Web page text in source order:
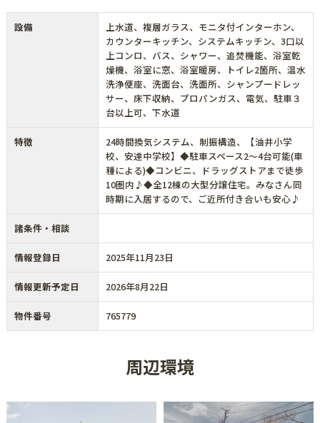
設備
上水道、複層ガラス、モニタ付インターホン、
カウンターキッチン、システムキッチン、3口以
上コンロ、バス、シャワー、追焚機能、浴室乾
燥機、浴室に窓、浴室暖房、トイレ2箇所、温水
洗浄便座、洗面台、洗面所、シャンプードレッ
サー、床下収納、プロパンガス、電気、駐車３
台以上可、下水道
特徴
24時間換気システム、制振構造、【油井小学
校、安達中学校】◆駐車スペース2～4台可能(車
種による)◆コンビニ、ドラッグストアまで徒歩
10圏内♪◆全12棟の大型分譲住宅。みなさん同
時期に入居するので、ご近所付き合いも安心♪
諸条件・相談
情報登録日 2025年11月23日
情報更新予定日 2026年8月22日
物件番号 765779
周辺環境